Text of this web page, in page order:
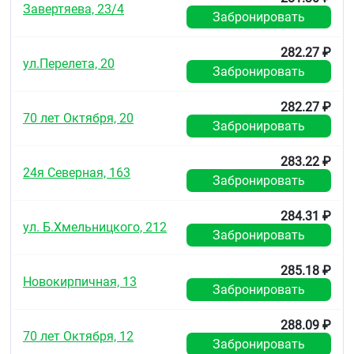
тракта (ЖКТ). Биодоступность — 25-35 %. Средние
максимальные концентрации в плазме крови
соответственно. Влияния приёма пищи на
абсорбцию лозартана не выявлено.
Распределение
Связь с белками плазмы крови (в основном с
альбумином) — 92 % (лозартан), 99% (метаболит).
Практически не проникает через
гематоэнцефалический барьер.
Имеет эффект «первичного прохождения» через
карбоксилирования при участии изофермента
CYP2C9 цитохрома P450 с образованием
активного (в 10-40 раз) метаболита.
Завертяева, 23/4
Забронировать
ул.Перелета, 20
282.27 ₽
Забронировать
70 лет Октября, 20
282.27 ₽
Забронировать
24я Северная, 163
283.22 ₽
Забронировать
ул. Б.Хмельницкого, 212
284.31 ₽
Забронировать
Новокирпичная, 13
285.18 ₽
Забронировать
70 лет Октября, 12
288.09 ₽
Забронировать